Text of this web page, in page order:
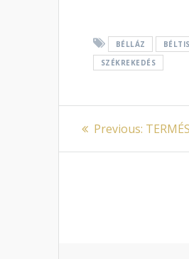
BÉLLÁZ
SZÉKREKEDÉS
navigáció
Previous: